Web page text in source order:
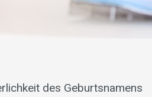
des Geburtsnamens